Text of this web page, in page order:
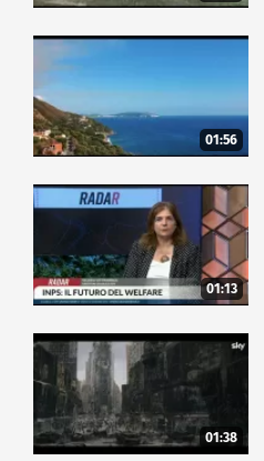
01:56
01:13
01:38